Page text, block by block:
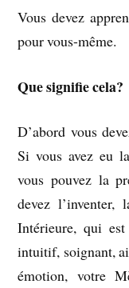
Vous devez
pour vous-même.
Que signifie cela?
D’abord vous
Si vous avez eu
vous pouvez la
devez
Intérieure, qui
intuitif, soignant,
émotion, votre